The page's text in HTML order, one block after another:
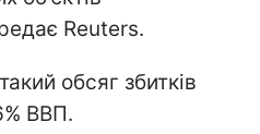
Reuters.
обсяг збитків
ВВП.